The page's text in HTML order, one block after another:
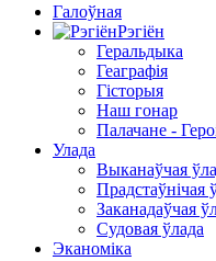
Галоўная
Рэгіён
Геральдыка
Геаграфія
Гісторыя
Наш гонар
Палачане -
Улада
Выканаўчая
Прадстаўнічая
Заканадаўчая
Судовая ўлада
Эканоміка